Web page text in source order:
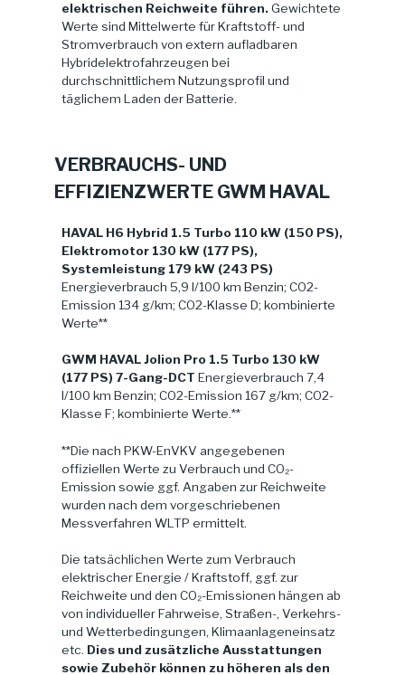
elektrischen Reichweite führen.Gewichtete
Werte sind Mittelwerte für Kraftstoff- und
Stromverbrauch von extern aufladbaren
Hybridelektrofahrzeugen bei
durchschnittlichem Nutzungsprofil und
täglichem Laden der Batterie.
VERBRAUCHS- UND
EFFIZIENZWERTE GWM HAVAL
HAVAL H6 Hybrid 1.5 Turbo 110 kW (150 PS),
Elektromotor 130 kW (177 PS),
Systemleistung 179 kW (243 PS)
Energieverbrauch 5,9 l/100 km Benzin; CO2-
Emission 134 g/km; CO2-Klasse D; kombinierte
Werte**
GWM HAVAL Jolion Pro 1.5 Turbo 130 kW
(177 PS) 7-Gang-DCT Energieverbrauch 7,4
l/100 km Benzin; CO2-Emission 167 g/km; CO2-
Klasse F; kombinierte Werte.**
**Die nach PKW-EnVKV angegebenen
offiziellen Werte zu Verbrauch und CO₂-
Emission sowie ggf. Angaben zur Reichweite
wurden nach dem vorgeschriebenen
Messverfahren WLTP ermittelt.
Die tatsächlichen Werte zum Verbrauch
elektrischer Energie / Kraftstoff, ggf. zur
Reichweite und den CO₂-Emissionen hängen ab
von individueller Fahrweise, Straßen-, Verkehrs-
und Wetterbedingungen, Klimaanlageneinsatz
etc. Dies und zusätzliche Ausstattungen
sowie Zubehör können zu höheren als den